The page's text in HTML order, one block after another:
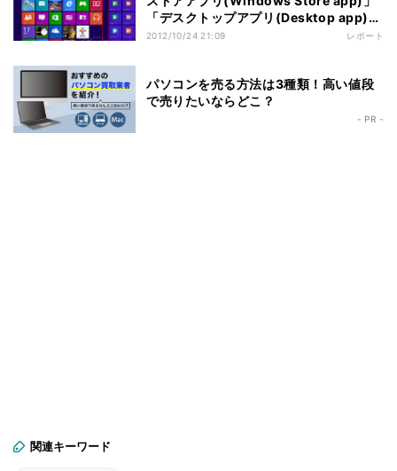
「デスクトップアプリ(Desktop app)」
とは
2012/10/24 21:09 レポート
パソコンを売る方法は3種類！高い値段
で売りたいならどこ？
- PR -
関連キーワード